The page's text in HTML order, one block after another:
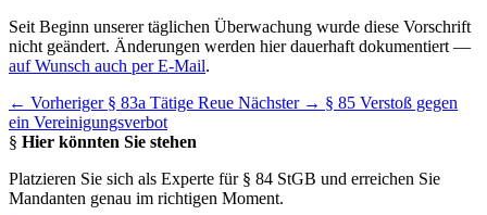
Seit Beginn unserer täglichen Überwachung wurde diese Vorschrift
nicht geändert. Änderungen werden hier dauerhaft dokumentiert —
auf Wunsch auch per E-Mail.
← Vorheriger § 83a Tätige Reue Nächster → § 85 Verstoß gegen
ein Vereinigungsverbot
§ Hier könnten Sie stehen
Platzieren Sie sich als Experte für § 84 StGB und erreichen Sie
Mandanten genau im richtigen Moment.